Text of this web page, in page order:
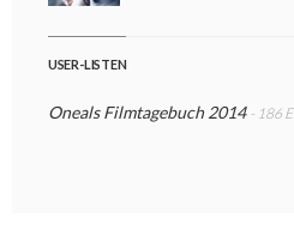
USER-LISTEN
Oneals Filmtagebuch 2014 - 186